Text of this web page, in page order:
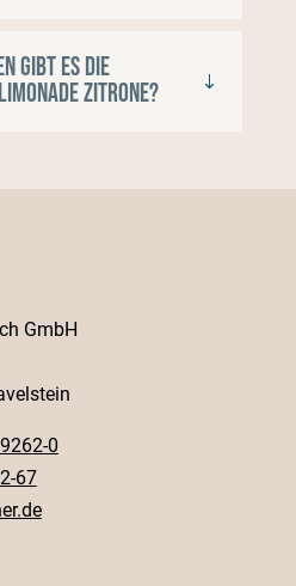
gibt es die
Zitrone?
GmbH
0
67